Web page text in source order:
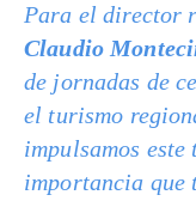
Para el director
Claudio
de jornadas de
el turismo
impulsamos
importancia